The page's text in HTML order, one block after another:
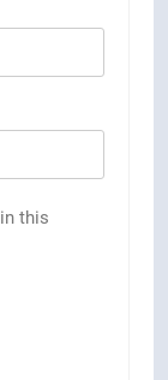
this